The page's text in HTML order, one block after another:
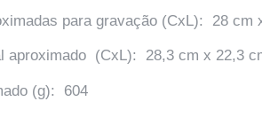
para gravação (CxL): 28 cm
aproximado (CxL): 28,3 cm x 22,3
(g): 604